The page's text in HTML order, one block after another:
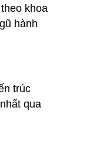
khoa
hành
trúc
qua